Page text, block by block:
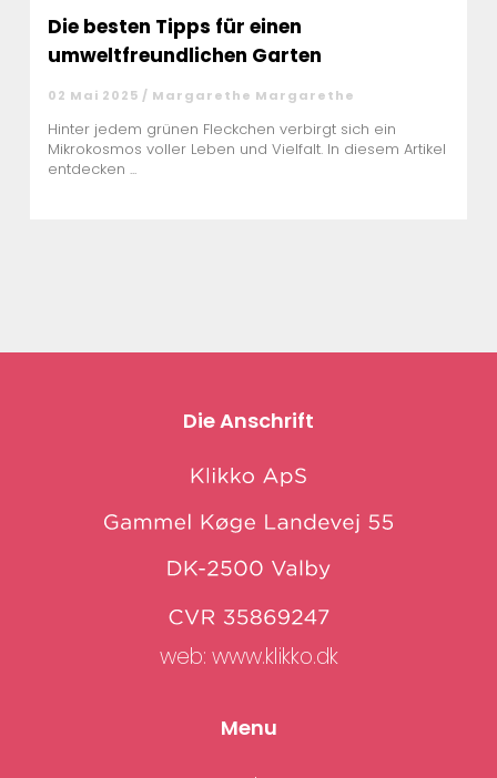
Die besten Tipps für einen
umweltfreundlichen Garten
02 Mai 2025 / Margarethe Margarethe
Hinter jedem grünen Fleckchen verbirgt sich ein
Mikrokosmos voller Leben und Vielfalt. In diesem Artikel
entdecken ...
Die Anschrift
web: www.klikko.dk
Menu